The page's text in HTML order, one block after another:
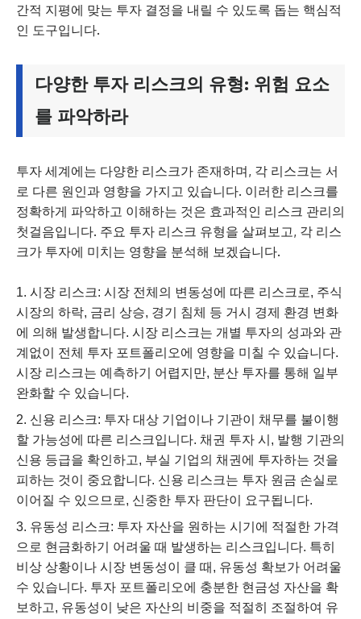
간적 지평에 맞는 투자 결정을 내릴 수 있도록 돕는 핵심적
인 도구입니다.
다양한 투자 리스크의 유형: 위험 요소
를 파악하라
투자 세계에는 다양한 리스크가 존재하며, 각 리스크는 서
로 다른 원인과 영향을 가지고 있습니다. 이러한 리스크를
정확하게 파악하고 이해하는 것은 효과적인 리스크 관리의
첫걸음입니다. 주요 투자 리스크 유형을 살펴보고, 각 리스
크가 투자에 미치는 영향을 분석해 보겠습니다.
시장 리스크: 시장 전체의 변동성에 따른 리스크로, 주식
시장의 하락, 금리 상승, 경기 침체 등 거시 경제 환경 변화
에 의해 발생합니다. 시장 리스크는 개별 투자의 성과와 관
계없이 전체 투자 포트폴리오에 영향을 미칠 수 있습니다.
시장 리스크는 예측하기 어렵지만, 분산 투자를 통해 일부
완화할 수 있습니다.
신용 리스크: 투자 대상 기업이나 기관이 채무를 불이행
할 가능성에 따른 리스크입니다. 채권 투자 시, 발행 기관의
신용 등급을 확인하고, 부실 기업의 채권에 투자하는 것을
피하는 것이 중요합니다. 신용 리스크는 투자 원금 손실로
이어질 수 있으므로, 신중한 투자 판단이 요구됩니다.
유동성 리스크: 투자 자산을 원하는 시기에 적절한 가격
으로 현금화하기 어려울 때 발생하는 리스크입니다. 특히
비상 상황이나 시장 변동성이 클 때, 유동성 확보가 어려울
수 있습니다. 투자 포트폴리오에 충분한 현금성 자산을 확
보하고, 유동성이 낮은 자산의 비중을 적절히 조절하여 유